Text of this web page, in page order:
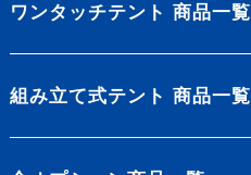
ワンタッチテント 商品一覧
組み立て式テント 商品一覧